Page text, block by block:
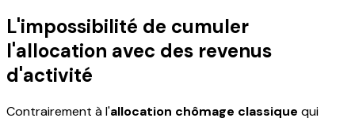
L'impossibilité de cumuler
l'allocation avec des revenus
d'activité
Contrairement à l'allocation chômage classique qui